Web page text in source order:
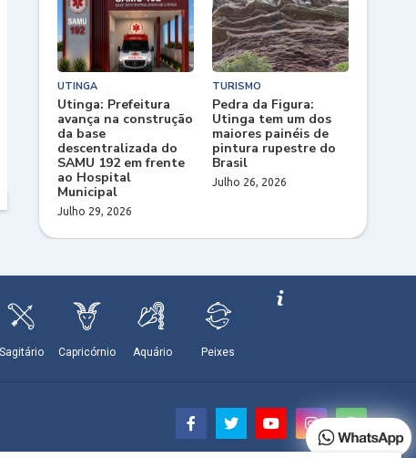
UTINGA
Utinga: Prefeitura
avança na construção
da base
descentralizada do
SAMU 192 em frente
ao Hospital
Municipal
Julho 29, 2026
TURISMO
Pedra da Figura:
Utinga tem um dos
maiores painéis de
pintura rupestre do
Brasil
Julho 26, 2026